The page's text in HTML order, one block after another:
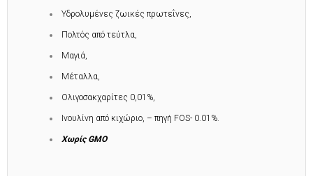
Υδρολυμένες ζωικές πρωτεΐνες,
Πολτός από τεύτλα,
Μαγιά,
Μέταλλα,
Ολιγοσακχαρίτες 0,01%,
Ινουλίνη από κιχώριο, – πηγή FOS- 0.01%.
Χωρίς GMO